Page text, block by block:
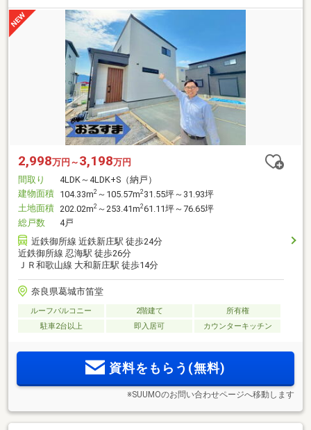
2,998万円～ 3,198万円
間取り
4LDK～4LDK+S（納戸）
建物面積 104.33m2 ～105.57m2 31.55坪～31.93坪
土地面積 202.02m2 ～253.41m261.11坪～76.65坪
総戸数
4戸
近鉄御所線 近鉄新庄駅 徒歩24分
近鉄御所線 忍海駅 徒歩26分
ＪＲ和歌山線 大和新庄駅 徒歩14分
奈良県葛城市笛堂
ルーフバルコニー 2階建て
所有権
駐車2台以上
即入居可 カウンターキッチン
資料をもらう(無料)
※SUUMOのお問い合わせページへ移動します